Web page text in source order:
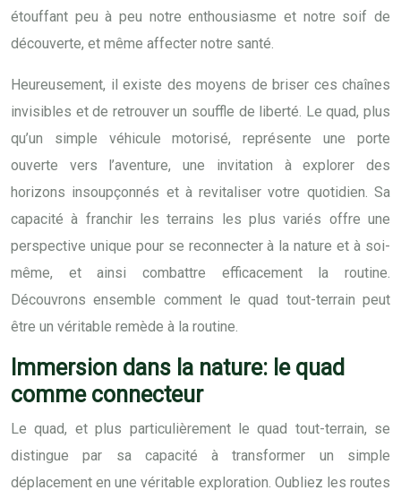
étouffant peu à peu notre enthousiasme et notre soif de
découverte, et même affecter notre santé.
Heureusement, il existe des moyens de briser ces chaînes
invisibles et de retrouver un souffle de liberté. Le quad, plus
qu’un simple véhicule motorisé, représente une porte
ouverte vers l’aventure, une invitation à explorer des
horizons insoupçonnés et à revitaliser votre quotidien. Sa
capacité à franchir les terrains les plus variés offre une
perspective unique pour se reconnecter à la nature et à soi-
même, et ainsi combattre efficacement la routine.
Découvrons ensemble comment le quad tout-terrain peut
être un véritable remède à la routine.
Immersion dans la nature: le quad
comme connecteur
Le quad, et plus particulièrement le quad tout-terrain, se
distingue par sa capacité à transformer un simple
déplacement en une véritable exploration. Oubliez les routes